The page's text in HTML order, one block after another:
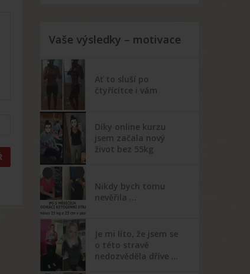
Vaše výsledky – motivace
Ať to sluší po
čtyřícítce i vám
Díky online kurzu
jsem začala nový
život bez 55kg
Nikdy bych tomu
nevěřila …
Je mi líto, že jsem se
o této stravě
nedozvěděla dříve …